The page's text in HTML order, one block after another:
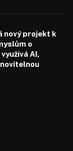
nový projekt k
o
AI,